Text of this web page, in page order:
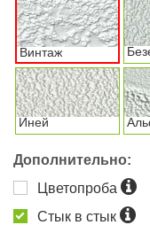
Винтаж
Иней
Дополнительно:
Цветопроба
Стык в стык